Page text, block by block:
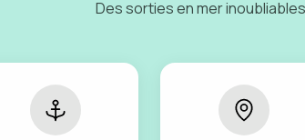
Des sorties en mer